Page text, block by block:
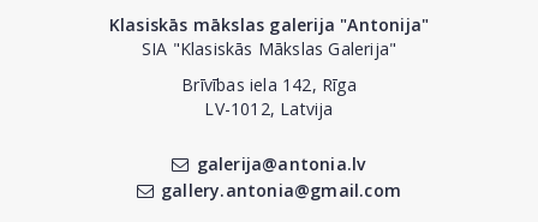
Klasiskās mākslas galerija "Antonija"
SIA "Klasiskās Mākslas Galerija"
Brīvības iela 142, Rīga
LV-1012, Latvija
galerija@antonia.lv
gallery.antonia@gmail.com